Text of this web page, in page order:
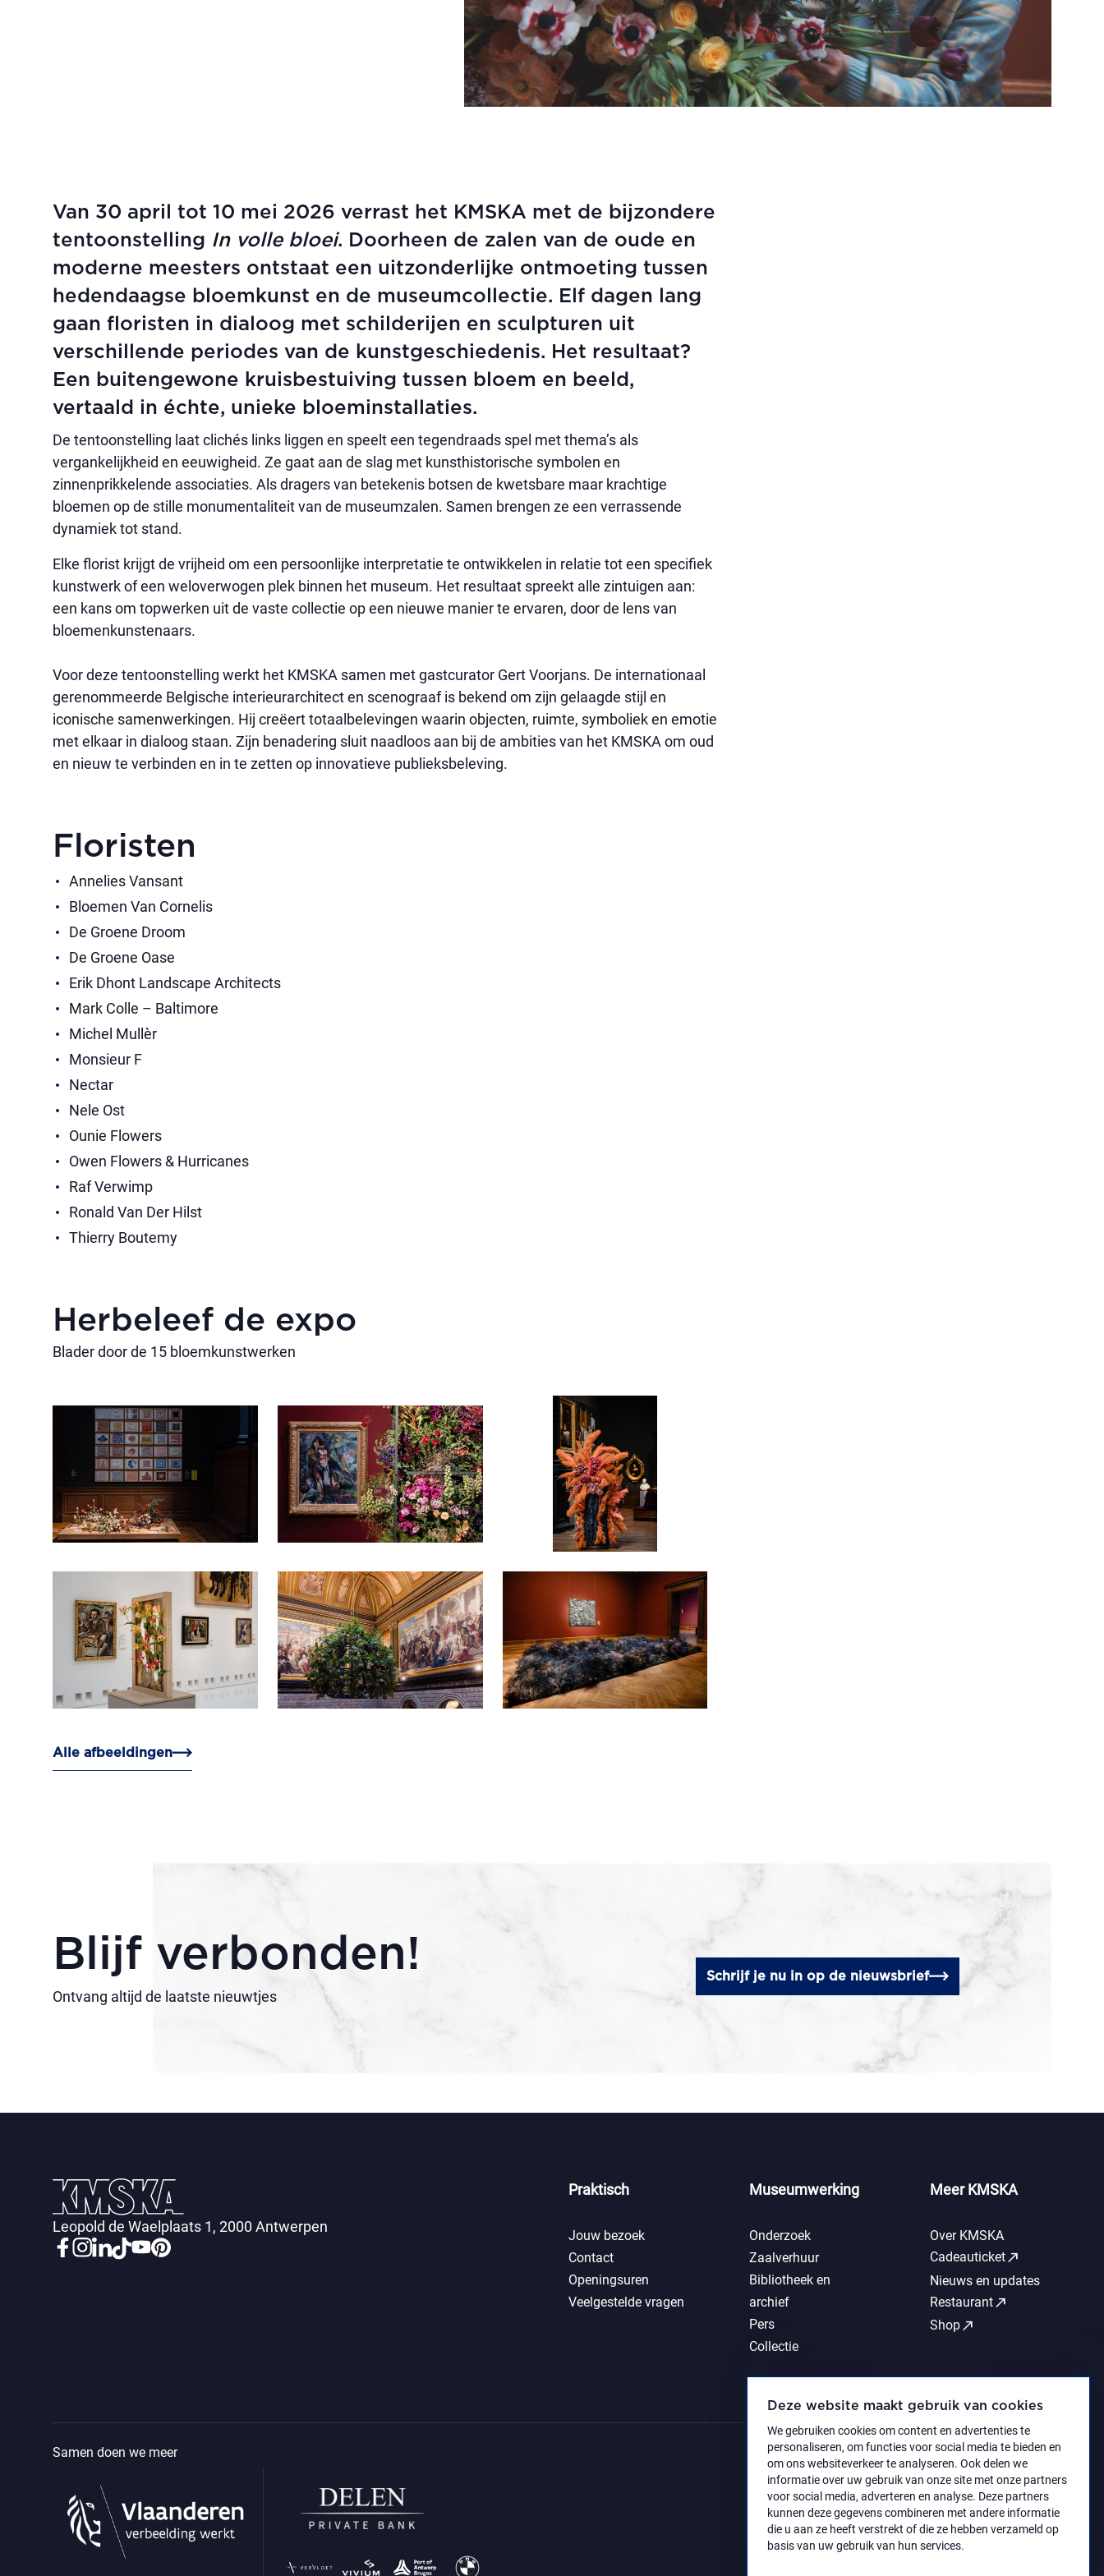
Deze website maakt gebruik van cookies
We gebruiken cookies om content en advertenties te
personaliseren, om functies voor social media te bieden en
om ons websiteverkeer te analyseren. Ook delen we
informatie over uw gebruik van onze site met onze partners
voor social media, adverteren en analyse. Deze partners
kunnen deze gegevens combineren met andere informatie
die u aan ze heeft verstrekt of die ze hebben verzameld op
basis van uw gebruik van hun services.
Van 30 april tot 10 mei 2026 verrast het KMSKA met de bijzondere
tentoonstelling In volle bloei. Doorheen de zalen van de oude en
moderne meesters ontstaat een uitzonderlijke ontmoeting tussen
hedendaagse bloemkunst en de museumcollectie. Elf dagen lang
gaan floristen in dialoog met schilderijen en sculpturen uit
verschillende periodes van de kunstgeschiedenis. Het resultaat?
Een buitengewone kruisbestuiving tussen bloem en beeld,
vertaald in échte, unieke bloeminstallaties.
De tentoonstelling laat clichés links liggen en speelt een tegendraads spel met thema’s als
vergankelijkheid en eeuwigheid. Ze gaat aan de slag met kunsthistorische symbolen en
zinnenprikkelende associaties. Als dragers van betekenis botsen de kwetsbare maar krachtige
bloemen op de stille monumentaliteit van de museumzalen. Samen brengen ze een verrassende
dynamiek tot stand.
Elke florist krijgt de vrijheid om een persoonlijke interpretatie te ontwikkelen in relatie tot een specifiek
kunstwerk of een weloverwogen plek binnen het museum. Het resultaat spreekt alle zintuigen aan:
een kans om topwerken uit de vaste collectie op een nieuwe manier te ervaren, door de lens van
bloemenkunstenaars.
Voor deze tentoonstelling werkt het KMSKA samen met gastcurator Gert Voorjans. De internationaal
gerenommeerde Belgische interieurarchitect en scenograaf is bekend om zijn gelaagde stijl en
iconische samenwerkingen. Hij creëert totaalbelevingen waarin objecten, ruimte, symboliek en emotie
met elkaar in dialoog staan. Zijn benadering sluit naadloos aan bij de ambities van het KMSKA om oud
en nieuw te verbinden en in te zetten op innovatieve publieksbeleving.
Floristen
Annelies Vansant
Bloemen Van Cornelis
De Groene Droom
De Groene Oase
Erik Dhont Landscape Architects
Mark Colle – Baltimore
Michel Mullèr
Monsieur F
Nectar
Nele Ost
Ounie Flowers
Owen Flowers & Hurricanes
Raf Verwimp
Ronald Van Der Hilst
Thierry Boutemy
Herbeleef de expo
Blader door de 15 bloemkunstwerken
Alle afbeeldingen
Blijf verbonden!
Ontvang altijd de laatste nieuwtjes
Schrijf je nu in op de nieuwsbrief
Leopold de Waelplaats 1, 2000 Antwerpen
Praktisch
Jouw bezoek
Contact
Openingsuren
Veelgestelde vragen
Museumwerking
Onderzoek
Zaalverhuur
Bibliotheek en
archief
Pers
Collectie
Meer KMSKA
Over KMSKA
Cadeauticketcall_made
Nieuws en updates
Restaurantcall_made
Shopcall_made
Samen doen we meer